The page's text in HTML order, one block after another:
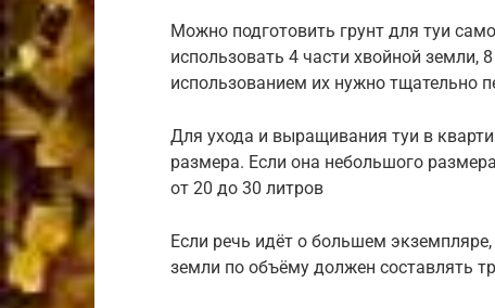
Можно подготовить грунт для туи
использовать 4 части хвойной земли,
использованием их нужно тщательно
Для ухода и выращивания туи в
размера. Если она небольшого
от 20 до 30 литров
Если речь идёт о большем
земли по объёму должен составлять